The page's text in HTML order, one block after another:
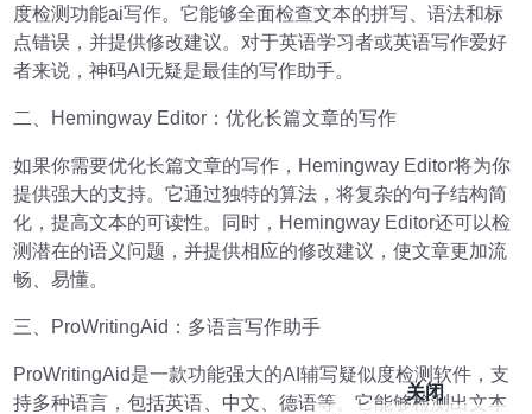
度检测功能ai写作。它能够全面检查文本的拼写、语法和标
点错误，并提供修改建议。对于英语学习者或英语写作爱好
者来说，神码AI无疑是最佳的写作助手。
二、Hemingway Editor：优化长篇文章的写作
如果你需要优化长篇文章的写作，Hemingway Editor将为你
提供强大的支持。它通过独特的算法，将复杂的句子结构简
化，提高文本的可读性。同时，Hemingway Editor还可以检
测潜在的语义问题，并提供相应的修改建议，使文章更加流
畅、易懂。
三、ProWritingAid：多语言写作助手
ProWritingAid是一款功能强大的AI辅写疑似度检测软件，支
持多种语言，包括英语、中文、德语等。它能够检测出文本
关闭